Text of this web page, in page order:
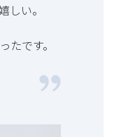
しい。
たです。